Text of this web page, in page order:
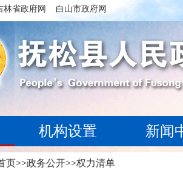
林省政府网 白山市政府网
机构设置 新闻
页>>政务公开>>权力清单